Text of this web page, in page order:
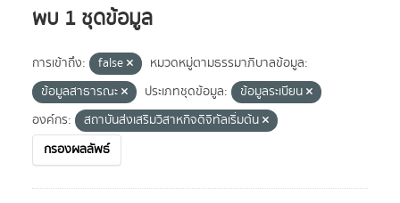
พบ 1 ชุดข้อมูล
การเข้าถึง: false
หมวดหมู่ตามธรรมาภิบาลข้อมูล:
ข้อมูลสาธารณะ
ประเภทชุดข้อมูล:
ข้อมูลระเบียน
องค์กร:
สถาบันส่งเสริมวิสาหกิจดิจิทัลเริ่มต้น
กรองผลลัพธ์